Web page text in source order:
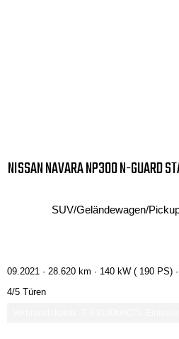
NISSAN NAVARA NP300 N-GUARD
SUV/Geländewagen/
09.2021 · 28.620 km · 140 kW ( 190 PS)
4/5 Türen